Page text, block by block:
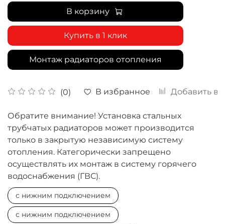
(0) В избранное Добавить в
В корзину
Купить в 1 клик
Монтаж радиаторов отопления
Обратите внимание! Установка стальных
трубчатых радиаторов может производится
только в закрытую независимую систему
отопления. Категорически запрещено
осуществлять их монтаж в систему горячего
водоснабжения (ГВС).
с нижним подключением
с нижним подключением